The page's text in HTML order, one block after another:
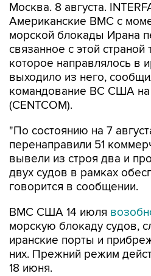
Москва. 8 августа.
Американские ВМС с
морской блокады Ирана
связанное с этой страной
которое направлялось в
выходило из него,
командование ВС США
(CENTCOM).
"По состоянию на 7
перенаправили 51
вывели из строя два и
двух судов в рамках
говорится в сообщении.
ВМС США 14 июля
морскую блокаду судов,
иранские порты и
них. Прежний режим
18 июня.